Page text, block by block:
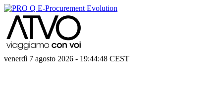
venerdì 7 agosto 2026 - 19:44:48 CEST